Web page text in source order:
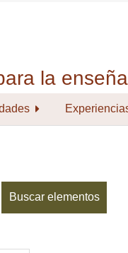
Buscar elementos